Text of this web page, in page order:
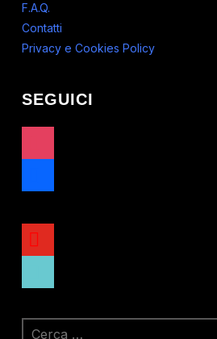
F.A.Q.
Contatti
Privacy e Cookies Policy
SEGUICI
youtube
Ricerca